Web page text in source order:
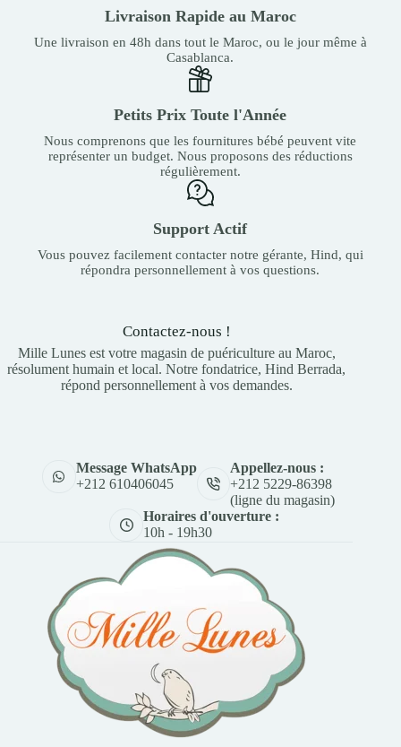
Livraison Rapide au Maroc
Une livraison en 48h dans tout le Maroc, ou le jour même à
Casablanca.
Petits Prix Toute l'Année
Nous comprenons que les fournitures bébé peuvent vite
représenter un budget. Nous proposons des réductions
régulièrement.
Support Actif
Vous pouvez facilement contacter notre gérante, Hind, qui
répondra personnellement à vos questions.
Contactez-nous !
Mille Lunes est votre magasin de puériculture au Maroc,
résolument humain et local. Notre fondatrice, Hind Berrada,
répond personnellement à vos demandes.
Message WhatsApp
+212 610406045
Appellez-nous :
+212 5229-86398
(ligne du magasin)
Horaires d'ouverture :
10h - 19h30